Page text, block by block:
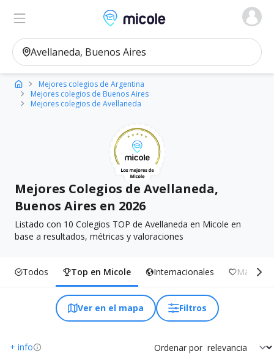
Micole, buscador de colegios
Ver en el mapa
Mejores colegios de Argentina
Mejores colegios de Buenos Aires
Mejores colegios de Avellaneda
Mejores Colegios de Avellaneda,
Buenos Aires en 2026
Listado con 10 Colegios TOP de Avellaneda en Micole en
base a resultados, métricas y valoraciones
Todos Top en Micole Internacionales Más
Ver en el mapa Filtros
+ info Ordenar por